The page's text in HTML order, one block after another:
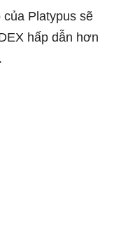
của Platypus sẽ
hấp dẫn hơn